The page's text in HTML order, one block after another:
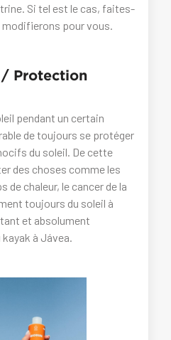
Si tel est le cas, faites-
pour vous.
/ Protection
pendant un certain
de toujours se protéger
du soleil. De cette
des choses comme les
de chaleur, le cancer de la
toujours du soleil à
et absolument
à Jávea.